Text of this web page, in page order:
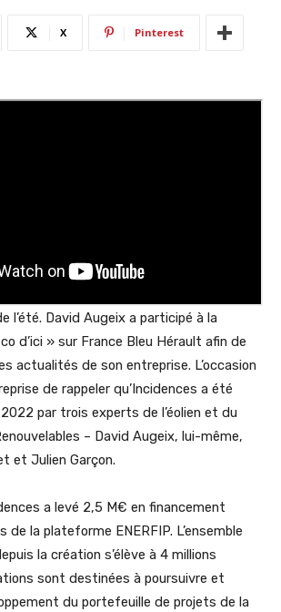
X Pinterest
l’été. David Augeix a participé à la
d’ici » sur France Bleu Hérault afin de
actualités de son entreprise. L’occasion
de rappeler qu’Incidences a été
par trois experts de l’éolien et du
– David Augeix, lui-même,
et Julien Garçon.
a levé 2,5 M€ en financement
la plateforme ENERFIP. L’ensemble
la création s’élève à 4 millions
sont destinées à poursuivre et
du portefeuille de projets de la